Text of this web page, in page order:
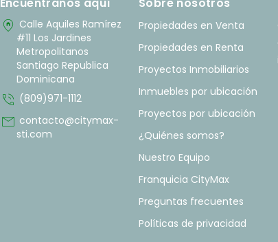
home_pin Calle Aquiles Ramírez
#11 Los Jardines
Metropolitanos
Santiago Republica
Dominicana
phone_in_talk (809)971-1112
mail contacto@citymax-
sti.com
Propiedades en Venta
Propiedades en Renta
Proyectos Inmobiliarios
Inmuebles por ubicación
Proyectos por ubicación
¿Quiénes somos?
Nuestro Equipo
Franquicia CityMax
Preguntas frecuentes
Políticas de privacidad